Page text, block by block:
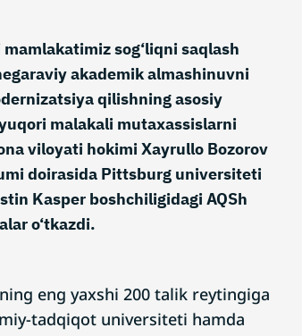
sog‘liqni saqlash
akademik almashinuvni
qilishning asosiy
malakali mutaxassislarni
viloyati hokimi Xayrullo Bozorov
doirasida Pittsburg universiteti
Kasper boshchiligidagi AQSh
o‘tkazdi.
eng yaxshi 200 talik reytingiga
tadqiqot universiteti hamda